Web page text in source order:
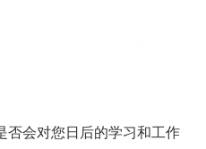
否会对您日后的学习和工作